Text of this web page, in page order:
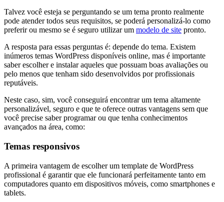
Talvez você esteja se perguntando se um tema pronto realmente
pode atender todos seus requisitos, se poderá personalizá-lo como
preferir ou mesmo se é seguro utilizar um modelo de site pronto.
A resposta para essas perguntas é: depende do tema. Existem
inúmeros temas WordPress disponíveis online, mas é importante
saber escolher e instalar aqueles que possuam boas avaliações ou
pelo menos que tenham sido desenvolvidos por profissionais
reputáveis.
Neste caso, sim, você conseguirá encontrar um tema altamente
personalizável, seguro e que te oferece outras vantagens sem que
você precise saber programar ou que tenha conhecimentos
avançados na área, como:
Temas responsivos
A primeira vantagem de escolher um template de WordPress
profissional é garantir que ele funcionará perfeitamente tanto em
computadores quanto em dispositivos móveis, como smartphones e
tablets.